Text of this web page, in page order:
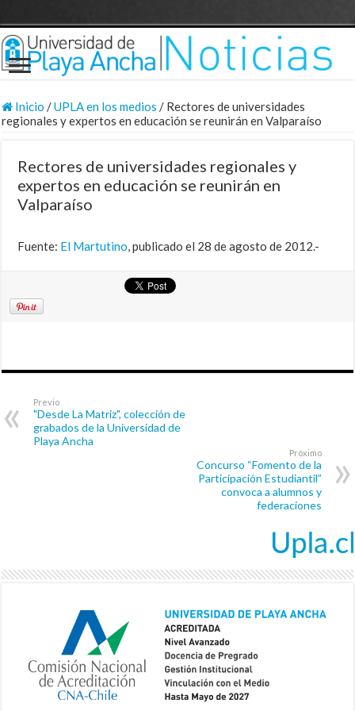
Inicio /UPLA en los medios / Rectores de universidades
regionales y expertos en educación se reunirán en Valparaíso
Rectores de universidades regionales y
expertos en educación se reunirán en
Valparaíso
Fuente: El Martutino, publicado el 28 de agosto de 2012.-
Previo
"Desde La Matriz", colección de
grabados de la Universidad de
Playa Ancha
Próximo
Concurso “Fomento de la
Participación Estudiantil”
convoca a alumnos y
federaciones